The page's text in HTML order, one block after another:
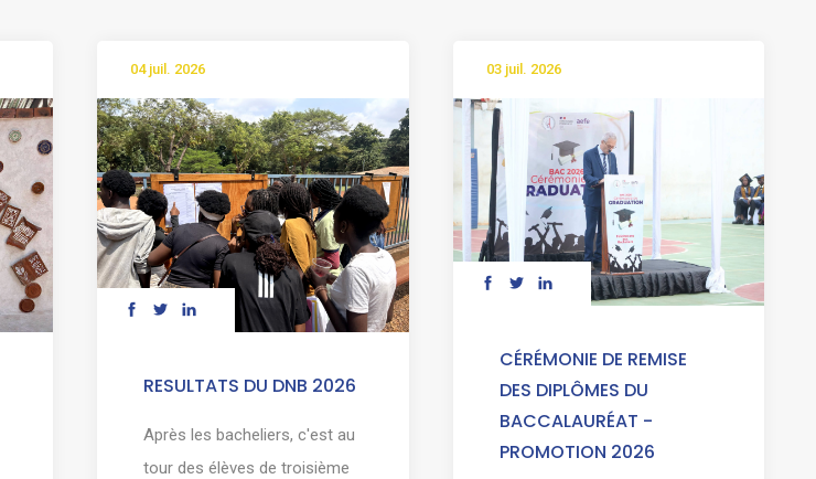
04 juil. 2026
RESULTATS DU DNB 2026
Après les bacheliers, c'est au
tour des élèves de troisième
03 juil. 2026
CÉRÉMONIE DE REMISE
DES DIPLÔMES DU
BACCALAURÉAT -
PROMOTION 2026